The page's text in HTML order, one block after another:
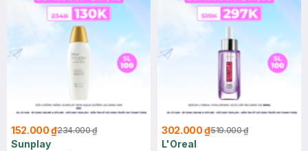
152.000 ₫234.000 ₫
Sunplay
302.000 ₫519.000 ₫
L'Oreal